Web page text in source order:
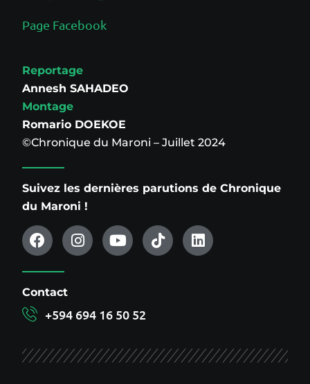
Page Facebook
Reportage
Annesh SAHADEO
Montage
Romario DOEKOE
©Chronique du Maroni – Juillet 2024
Suivez les dernières parutions de Chronique
du Maroni !
Contact
+594 694 16 50 52